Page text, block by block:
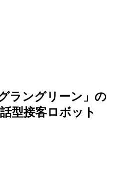
ラングリーン」の
型接客ロボット